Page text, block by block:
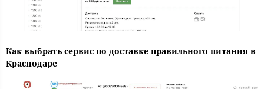
Как выбрать сервис по доставке правильного питания в
Краснодаре